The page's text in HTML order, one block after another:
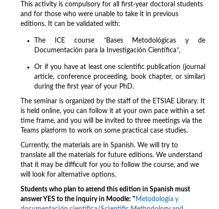
This activity is compulsory for all first-year doctoral students
and for those who were unable to take it in previous
editions. It can be validated with:
The ICE course “Bases Metodológicas y de
Documentación para la Investigación Científica”,
Or if you have at least one scientific publication (journal
article, conference proceeding, book chapter, or similar)
during the first year of your PhD.
The seminar is organized by the staff of the ETSIAE Library. It
is held online, you can follow it at your own pace within a set
time frame, and you will be invited to three meetings via the
Teams platform to work on some practical case studies.
Currently, the materials are in Spanish. We will try to
translate all the materials for future editions. We understand
that it may be difficult for you to follow the course, and we
will look for alternative options.
Students who plan to attend this edition in Spanish must
answer YES to the inquiry in Moodle: " Metodología y